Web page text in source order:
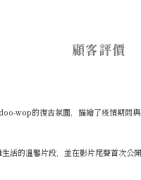
顧客評價
wop的復古氛圍，描繪了疫情期間
的溫馨片段，並在影片尾聲首次公